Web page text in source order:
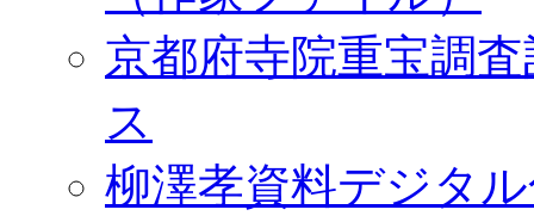
京都府寺院重宝調
ス
柳澤孝資料デジタ